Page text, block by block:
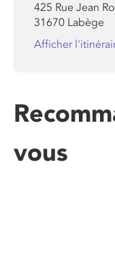
425 Rue Jean
31670 Labège
Afficher
vous